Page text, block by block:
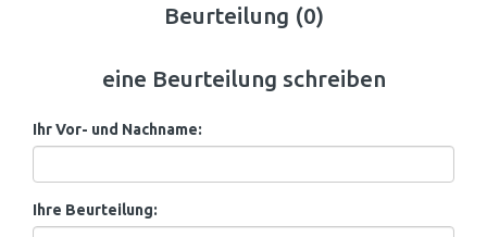
Beurteilung (0)
eine Beurteilung schreiben
Ihr Vor- und Nachname:
Ihre Beurteilung: